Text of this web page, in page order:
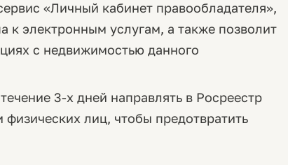
«Личный кабинет правообладателя»,
к электронным услугам, а также позволит
с недвижимостью данного
3-х дней направлять в Росреестр
лиц, чтобы предотвратить